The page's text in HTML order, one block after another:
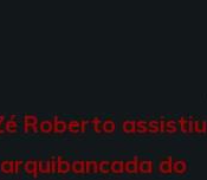
Roberto assistiu
do